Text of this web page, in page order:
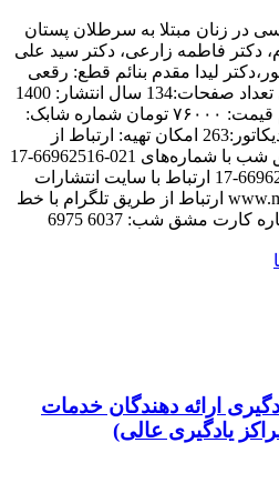
در زنان مبتلا به سرطلان پستان
دکتر فاطمه زارعی، دکتر سید علی
لیدا مقدم بنائم قطع: رقعی
نوع جلد: شوميز زبان: فارسي تعداد صفحات:134 سال انتشار: 1400
نوبت چاپ: اول وزن: 168گرم قیمت: ۷۶۰۰۰ تومان شماره شابک:
1-73-8920-600-978 شماره اندیکاتور:263 امکان تهیه: ارتباط از
طریق وات سپ بیزینس مشق شب با شماره‌های 021-66962516-17
تماس با شماره‌های: 021-66962516-17 ارتباط با سایت انتشارات
مشق شب www.mashgheshabpub.ir ارتباط از طریق تلگرام با خط
مشق شب 09128986534 شماره کارت مشق شب: 6037 6975
ارائه دهندگان خدمات
یادگیری عالی)